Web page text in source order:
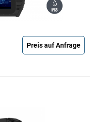
Preis auf Anfrage